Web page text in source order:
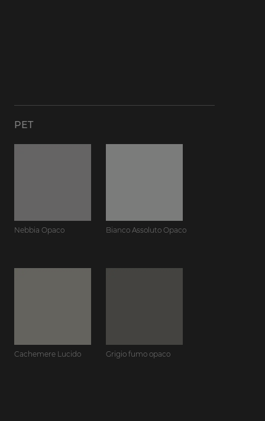
PET
Nebbia Opaco Bianco Assoluto Opaco
Cachemere Lucido Grigio fumo opaco